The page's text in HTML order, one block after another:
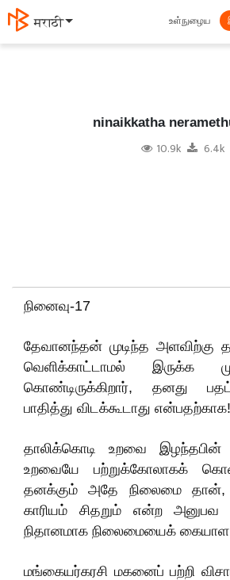
தமிழ் உள்நுழைய
ninaikkatha
10.9k 6.4k
நினைவு-17
தேவானந்தன் முடிந்த அளவிற்கு
வெளிக்காட்டாமல் இருக்க
கொண்டிருக்கிறார், தனது
பாதித்து விடக்கூடாது என்பதற்காக!
தாலிக்கொடி உறவை
உறவையே பற்றுக்கோலாகக்
தனக்கும் அதே நிலைமை தான்,
காரியம் சிதறும் என்ற
நிதானமாக நிலைமையைக் கையாள
மங்கையர்கரசி மகனைப் பற்றி